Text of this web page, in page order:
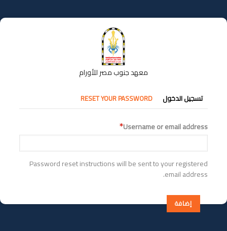
إلى
المحتوى
معهد جنوب مصر للأورام
التبويبات
الأساسية
تسجيل الدخول RESET YOUR PASSWORD
Username or email address
Password reset instructions will be sent to your registered
email address.